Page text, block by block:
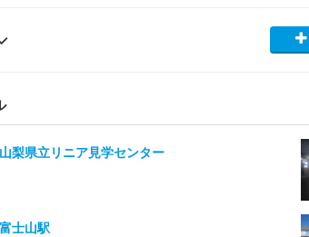
山梨県立リニア見学センター
富士山駅